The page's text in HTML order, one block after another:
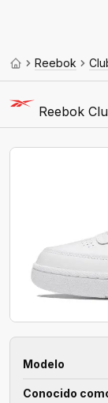
Reebok
Reebok
Modelo
Conocido